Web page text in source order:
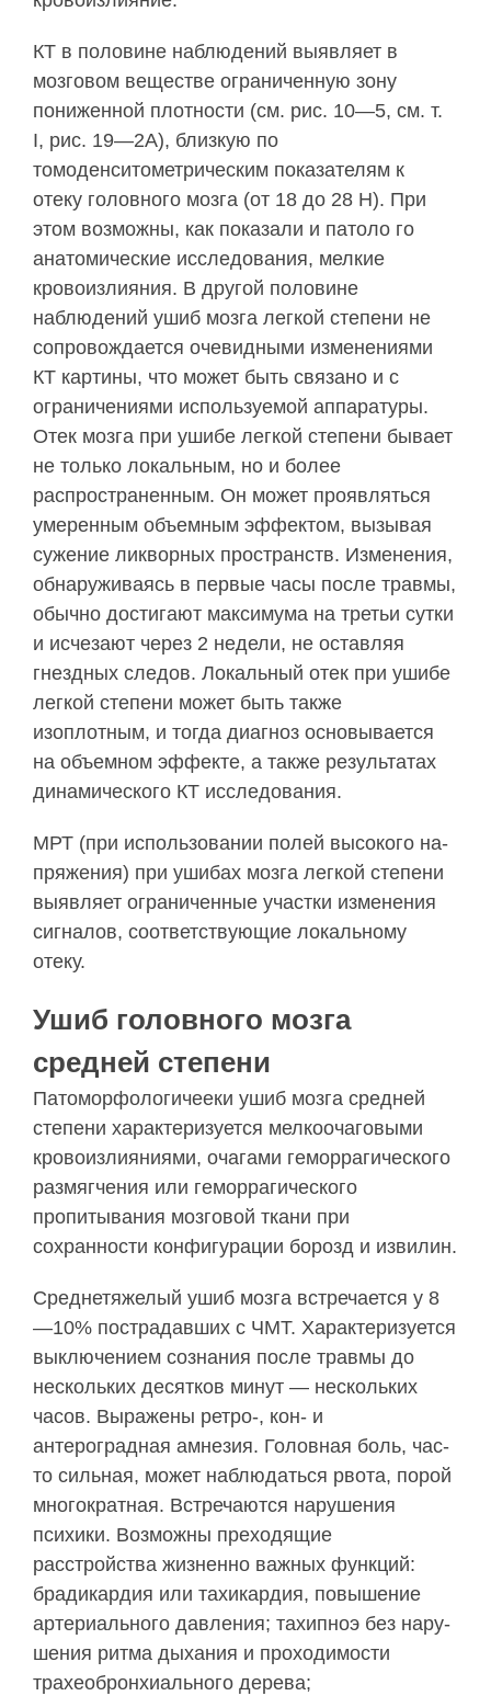
КТ в половине наблюдений выявляет в
мозго­вом веществе ограниченную зону
пониженной плотности (см. рис. 10—5, см. т.
I, рис. 19—2А), близ­кую по
томоденситометрическим показателям к
отеку головного мозга (от 18 до 28 Н). При
этом возможны, как показали и патоло го
анатомические исследования, мелкие
кровоизлияния. В другой по­ловине
наблюдений ушиб мозга легкой степени не
сопровождается очевидными изменениями
КТ кар­тины, что может быть связано и с
ограничениями используемой аппаратуры.
Отек мозга при ушибе легкой степени бывает
не только локальным, но и более
распространенным. Он может проявляться
умеренным объемным эффектом, вызывая
суже­ние ликворных пространств. Изменения,
обнару­живаясь в первые часы после травмы,
обычно дос­тигают максимума на третьи сутки
и исчезают через 2 недели, не оставляя
гнездных следов. Локальный отек при ушибе
легкой степени может быть также
изоплотным, и тогда диагноз основывается
на объемном эффекте, а также результатах
динами­ческого КТ исследования.
МРТ (при использовании полей высокого на­
пряжения) при ушибах мозга легкой степени
вы­являет ограниченные участки изменения
сигналов, соответствующие локальному
отеку.
Ушиб головного мозга
средней степени
Патоморфологичееки ушиб мозга средней
степе­ни характеризуется мелкоочаговыми
кровоизлия­ниями, очагами геморрагического
размягчения или геморрагического
пропитывания мозговой ткани при
сохранности конфигурации борозд и из­вилин.
Среднетяжелый ушиб мозга встречается у 8
—10% пострадавших с ЧМТ. Характеризуется
выключе­нием сознания после травмы до
нескольких десят­ков минут — нескольких
часов. Выражены ретро-, кон- и
антероградная амнезия. Головная боль, час­
то сильная, может наблюдаться рвота, порой
мно­гократная. Встречаются нарушения
психики. Воз­можны преходящие
расстройства жизненно важных функций:
брадикардия или тахикардия, повыше­ние
артериального давления; тахипноэ без нару­
шения ритма дыхания и проходимости
трахеобронхиального дерева;